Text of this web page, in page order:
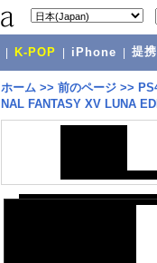
K-POP iPhone 提
ホーム >> 前のページ >>
NAL FANTASY XV LUNA